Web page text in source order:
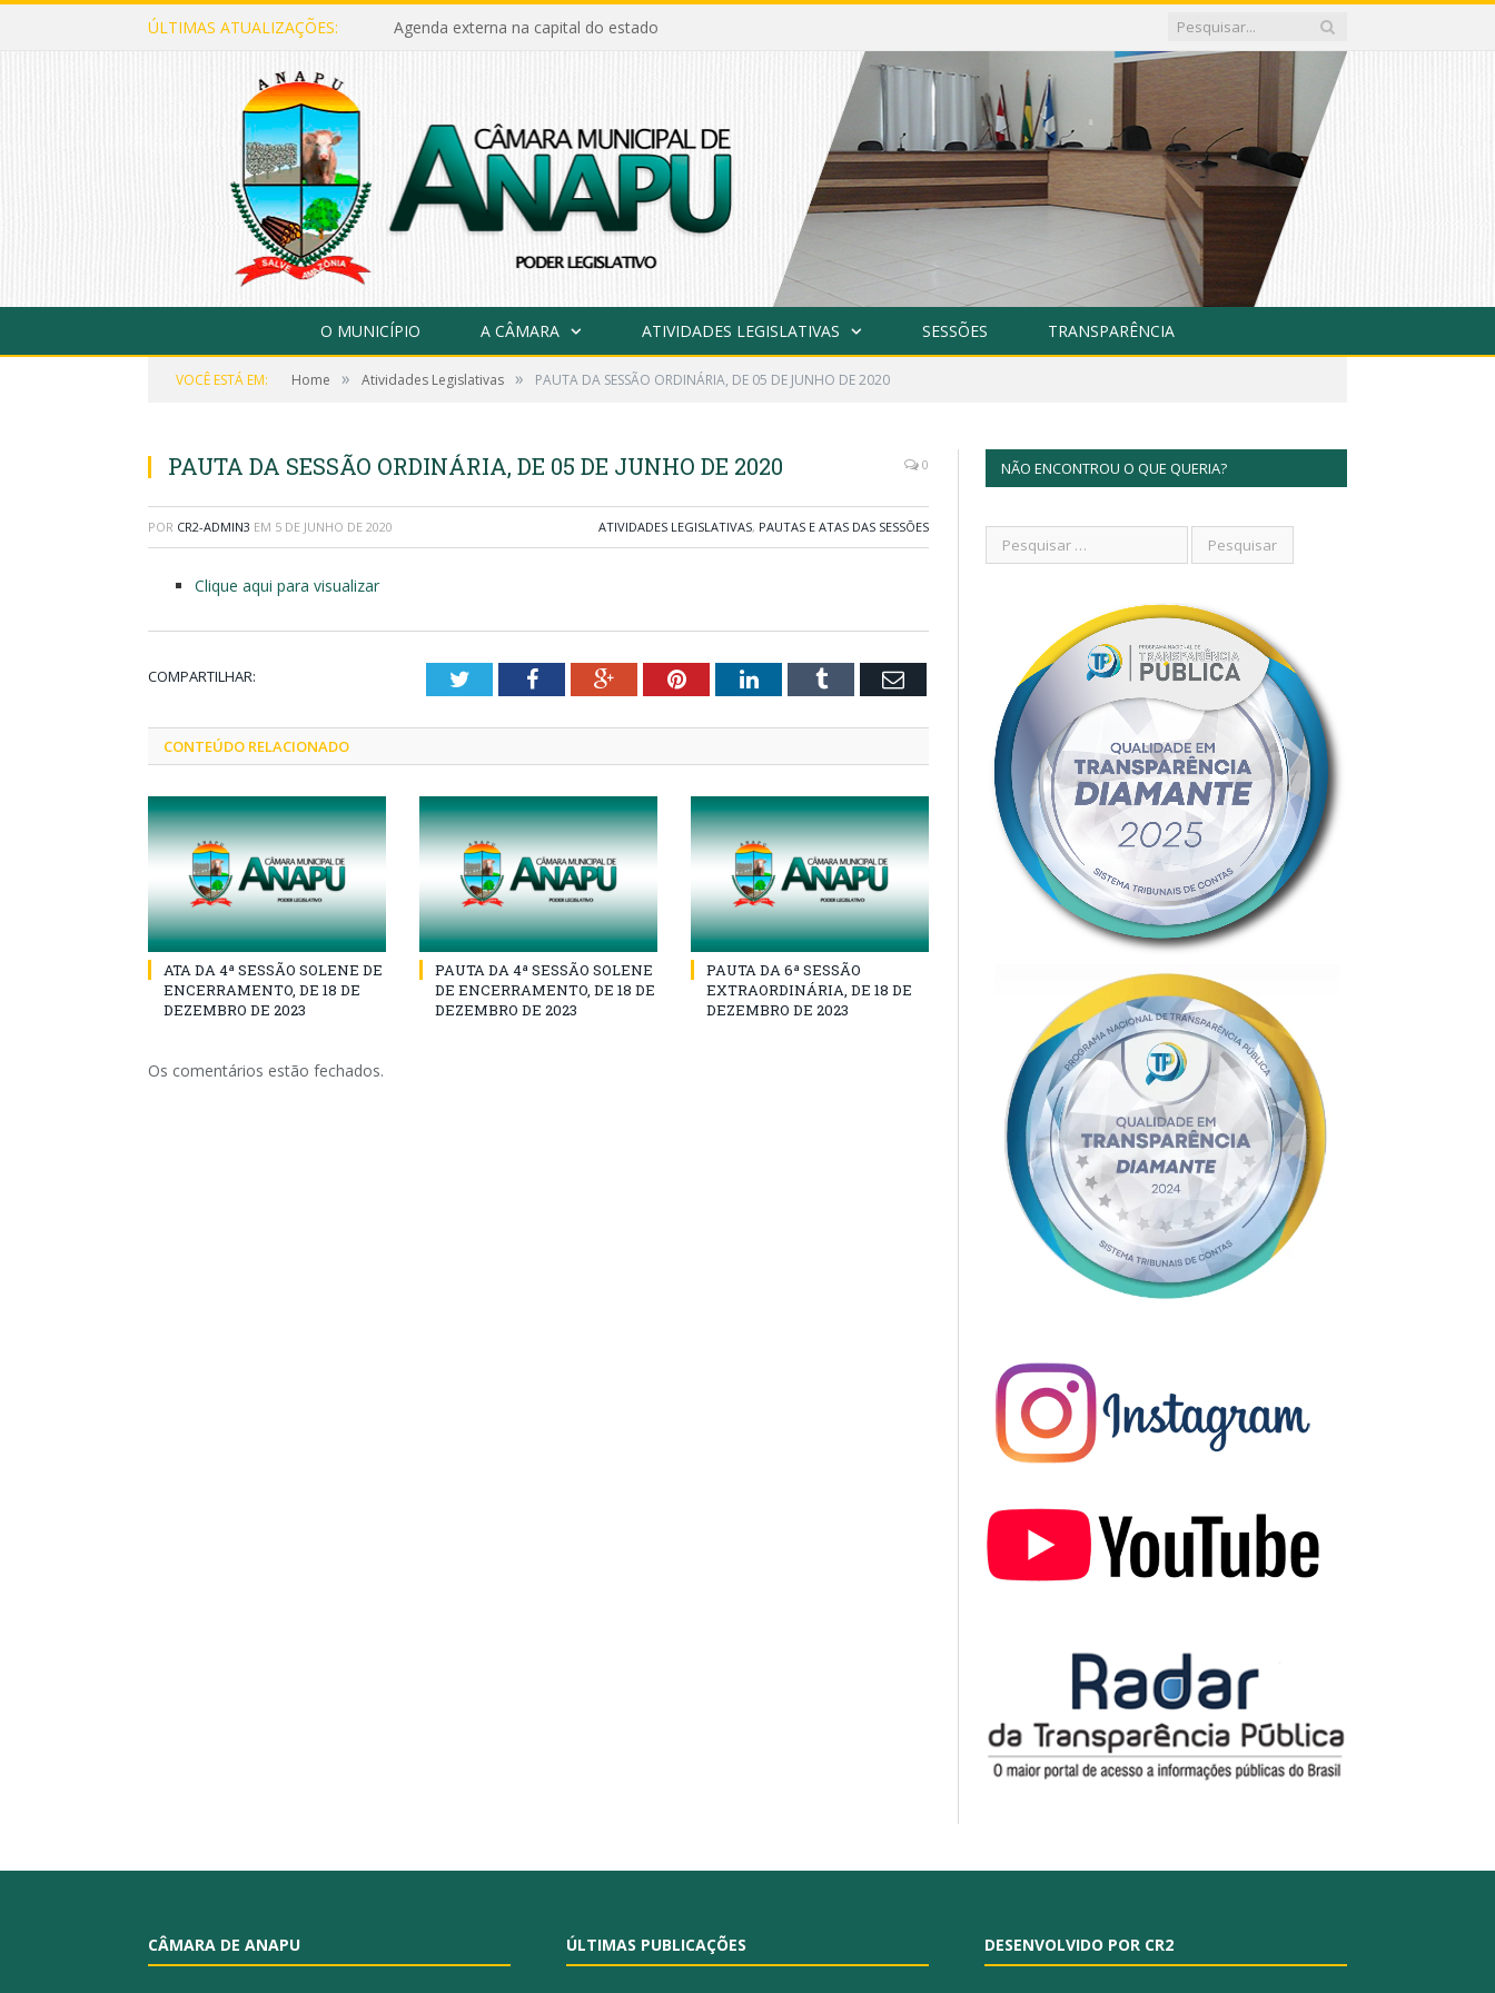
ÚLTIMAS ATUALIZAÇÕES: Agenda externa na capital do estado
O MUNICÍPIO A CÂMARA ATIVIDADES LEGISLATIVAS SESSÕES TRANSPARÊNCIA
VOCÊ ESTÁ EM: Home » Atividades Legislativas » PAUTA DA SESSÃO ORDINÁRIA, DE 05 DE JUNHO DE 2020
PAUTA DA SESSÃO ORDINÁRIA, DE 05 DE JUNHO DE 2020 0
POR CR2-ADMIN3 EM 5 DE JUNHO DE 2020 ATIVIDADES LEGISLATIVAS, PAUTAS E ATAS DAS SESSÕES
Clique aqui para visualizar
COMPARTILHAR: TwitterFacebookGoogle+PinterestLinkedInTumblr Email
CONTEÚDO RELACIONADO
ATA DA 4ª SESSÃO SOLENE DE
ENCERRAMENTO, DE 18 DE
DEZEMBRO DE 2023
PAUTA DA 4ª SESSÃO SOLENE
DE ENCERRAMENTO, DE 18 DE
DEZEMBRO DE 2023
PAUTA DA 6ª SESSÃO
EXTRAORDINÁRIA, DE 18 DE
DEZEMBRO DE 2023
Os comentários estão fechados.
NÃO ENCONTROU O QUE QUERIA?
CÂMARA DE ANAPU ÚLTIMAS PUBLICAÇÕES DESENVOLVIDO POR CR2